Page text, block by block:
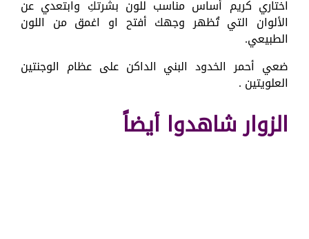
اختاري كريم أساس مناسب للون بشرتكِ وابتعدي عن
الألوان التي تُظهر وجهك أفتح او اغمق من اللون
الطبيعي.
ضعي أحمر الخدود البني الداكن على عظام الوجنتين
العلويتين .
الزوار شاهدوا أيضاً